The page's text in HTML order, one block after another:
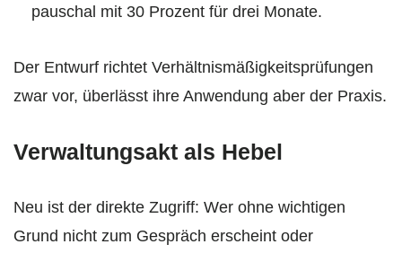
pauschal mit 30 Prozent für drei Monate.
Der Entwurf richtet Verhältnismäßigkeitsprüfungen
zwar vor, überlässt ihre Anwendung aber der Praxis.
Verwaltungsakt als Hebel
Neu ist der direkte Zugriff: Wer ohne wichtigen
Grund nicht zum Gespräch erscheint oder